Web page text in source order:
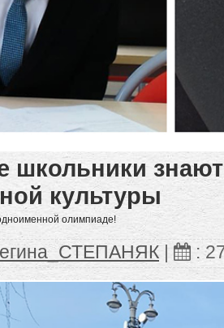
школьники
культуры
олимпиаде!
| :